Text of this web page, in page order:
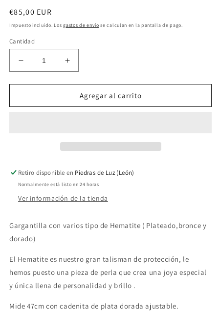
Precio
habitual
€85,00 EUR
Impuesto incluido. Losgastos de envío se calculan en la pantalla de pago.
Cantidad
Reducir
cantidad
para
Hematites
Aumentar
cantidad
para
Gargantilla
Hematites
Agregar al carrito
Retiro disponible en Piedras de Luz (León)
Normalmente está listo en 24 horas
Ver información de la tienda
Gargantilla con varios tipo de Hematite ( Plateado,bronce y
dorado)
El Hematite es nuestro gran talisman de protección, le
hemos puesto una pieza de perla que crea una joya especial
y única llena de personalidad y brillo .
Mide 47cm con cadenita de plata dorada ajustable.